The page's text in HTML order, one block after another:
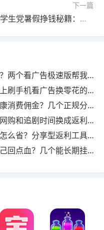
下一篇
学生党暑假挣钱秘籍：这些软件轻松日赚几十元
广告极速版帮我月回血三百块
广告换零花的两个极速版用法
几个正规分享式返利平台排位
剧时间换成返利零钱的方法
分享型返利工具这样搭最舒服
个能长期挂机的返利入口实测